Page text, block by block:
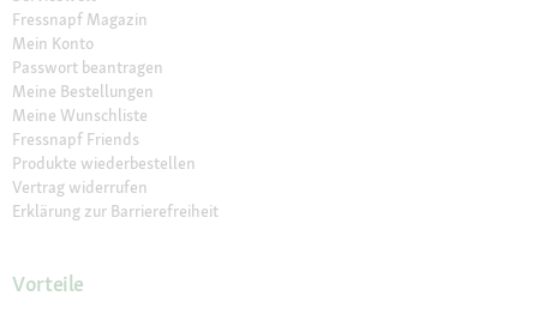
Fressnapf Magazin
Mein Konto
Passwort beantragen
Meine Bestellungen
Meine Wunschliste
Fressnapf Friends
Produkte wiederbestellen
Vertrag widerrufen
Erklärung zur Barrierefreiheit
Vorteile